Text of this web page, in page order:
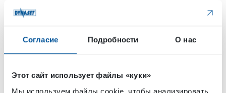
Согласие Подробности О нас
Этот сайт использует файлы «куки»
Мы используем файлы cookie, чтобы анализировать